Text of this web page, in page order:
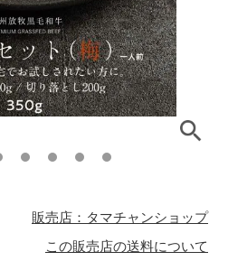
販売店：タマチャンショップ
この販売店の送料について